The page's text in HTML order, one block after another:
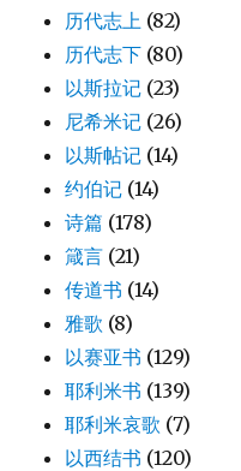
历代志上 (82)
历代志下 (80)
以斯拉记 (23)
尼希米记 (26)
以斯帖记 (14)
约伯记 (14)
诗篇 (178)
箴言 (21)
传道书 (14)
雅歌 (8)
以赛亚书 (129)
耶利米书 (139)
耶利米哀歌 (7)
以西结书 (120)